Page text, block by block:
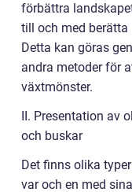
förbättra
till och med
Detta kan göras
andra metoder för
växtmönster.
II. Presentation av
och buskar
Det finns olika
var och en med